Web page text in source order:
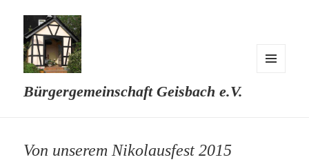
Bürgergemeinschaft Geisbach e.V.
Von unserem Nikolausfest 2015